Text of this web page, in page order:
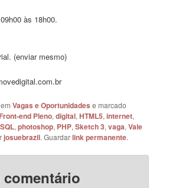
às 18h00.
(enviar mesmo)
emVagas e Oportunidades e marcado
end Pleno,digital,HTML5,internet,
,photoshop, PHP,Sketch 3,vaga,Vale
josuebrazil. Guardarlink permanente.
comentário